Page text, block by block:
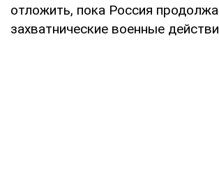
отложить, пока Россия
захватнические военные